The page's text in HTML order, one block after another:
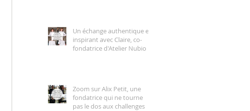
Un échange authentique et
inspirant avec Claire, co-
fondatrice d'Atelier Nubio
Zoom sur Alix Petit, une
fondatrice qui ne tourne
pas le dos aux challenges